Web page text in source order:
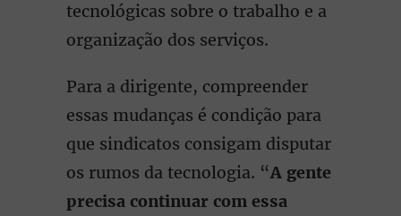
tecnológicas sobre o trabalho e a
organização dos serviços.
Para a dirigente, compreender
essas mudanças é condição para
que sindicatos consigam disputar
os rumos da tecnologia. “A gente
precisa continuar com essa